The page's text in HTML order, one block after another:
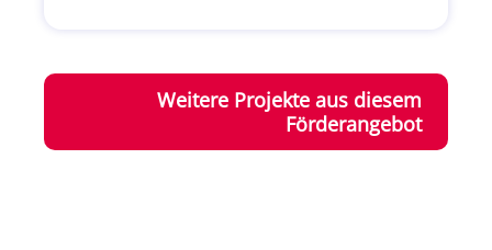
Weitere Projekte aus diesem
Förderangebot